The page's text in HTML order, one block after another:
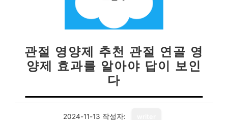
관절 영양제 추천 관절 연골 영
양제 효과를 알아야 답이 보인
다
2024-11-13 작성자: